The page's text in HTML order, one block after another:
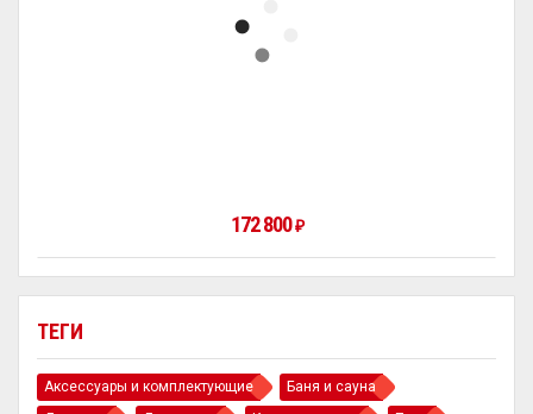
ТЕГИ
Аксессуары и комплектующие
Баня и сауна
172 800₽